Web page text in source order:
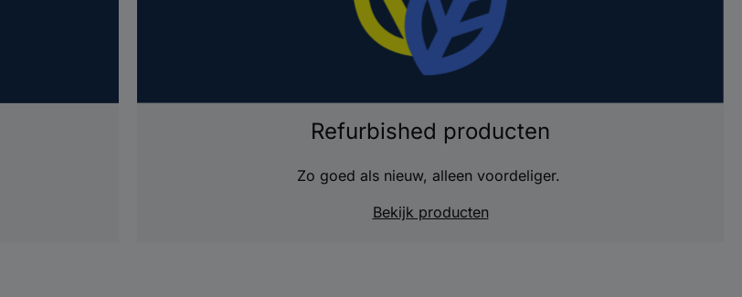
Refurbished producten
Zo goed als nieuw, alleen voordeliger.
Bekijk producten